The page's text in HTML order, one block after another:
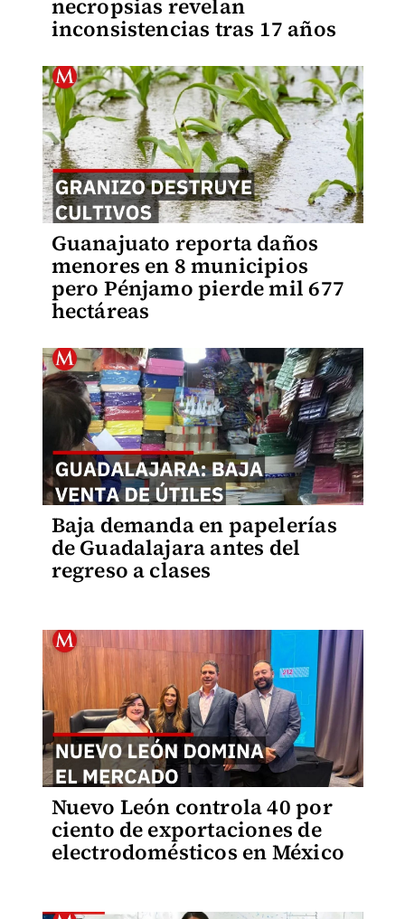
necropsias revelan
inconsistencias tras 17 años
Guanajuato reporta daños
menores en 8 municipios
pero Pénjamo pierde mil 677
hectáreas
Baja demanda en papelerías
de Guadalajara antes del
regreso a clases
Nuevo León controla 40 por
ciento de exportaciones de
electrodomésticos en México